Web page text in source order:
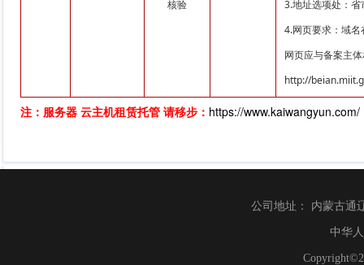
核验
3.地址选项处：
4.网页要求：域
网页应与备案主
http://
注：服务器 云主机租赁托管 请移步： https://www.kaiwangyun.com/
公司地址： 内蒙古通
中华